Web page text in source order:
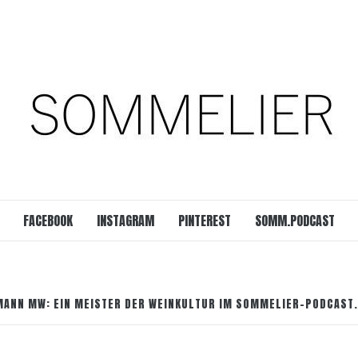
FACEBOOK INSTAGRAM PINTEREST SOMM.PODCAST
MW: EIN MEISTER DER WEINKULTUR IM SOMMELIER-PODCAST.